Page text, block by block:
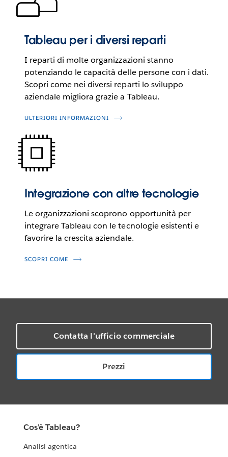
Tableau per i diversi reparti
I reparti di molte organizzazioni stanno
potenziando le capacità delle persone con i dati.
Scopri come nei diversi reparti lo sviluppo
aziendale migliora grazie a Tableau.
ULTERIORI INFORMAZIONI
Integrazione con altre tecnologie
Le organizzazioni scoprono opportunità per
integrare Tableau con le tecnologie esistenti e
favorire la crescita aziendale.
SCOPRI COME
Contatta l'ufficio commerciale
Prezzi
Cos'è Tableau?
Analisi agentica